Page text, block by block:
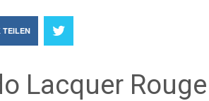
TEILEN
Lacquer